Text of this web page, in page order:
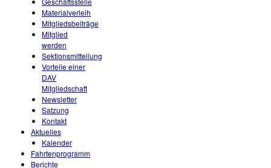
Materialverleih
Mitgliedsbeiträge
Mitglied
werden
Sektionsmitteilung
Vorteile einer
DAV
Mitgliedschaft
Newsletter
Satzung
Kontakt
Aktuelles
Kalender
Fahrtenprogramm
Berichte